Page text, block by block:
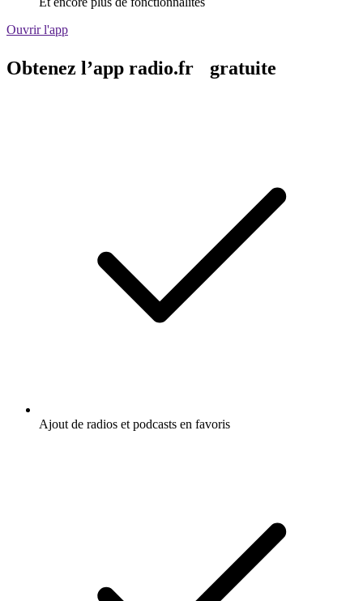
Ouvrir l'app
Obtenez l’app radio.fr gratuite
Ajout de radios et podcasts en favoris